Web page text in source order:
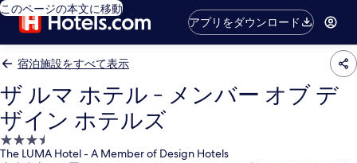
このページの本文に移動
アプリをダウンロード
宿泊施設をすべて表示
ザ ルマ ホテル - メンバー オブ デ
ザイン ホテルズ
3.5
つ
The LUMA Hotel - A Member of Design Hotels